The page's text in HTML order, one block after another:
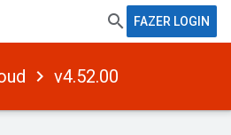
FAZER LOGIN
v4.52.00